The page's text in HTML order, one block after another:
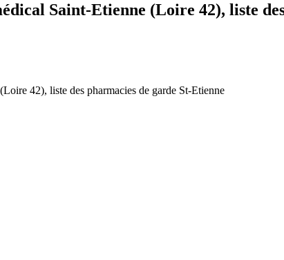
Saint-Etienne (Loire 42), liste
42), liste des pharmacies de garde St-Etienne